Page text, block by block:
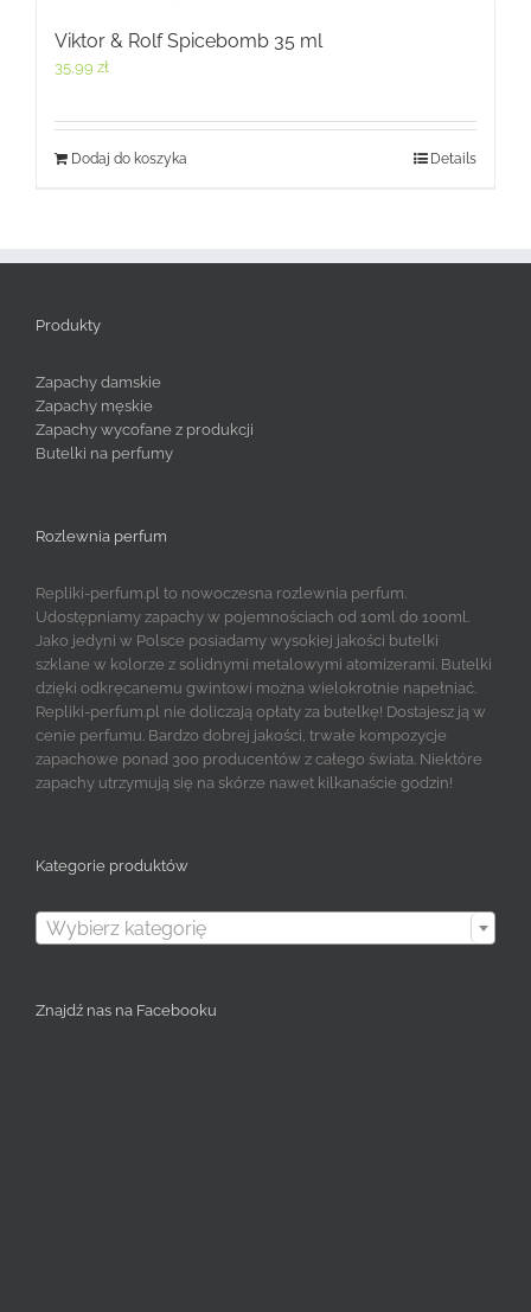
Viktor & Rolf Spicebomb 35 ml
35,99 zł
Dodaj do koszyka Details
Produkty
Zapachy damskie
Zapachy męskie
Zapachy wycofane z produkcji
Butelki na perfumy
Rozlewnia perfum
Repliki-perfum.pl to nowoczesna rozlewnia perfum.
Udostępniamy zapachy w pojemnościach od 10ml do 100ml.
Jako jedyni w Polsce posiadamy wysokiej jakości butelki
szklane w kolorze z solidnymi metalowymi atomizerami. Butelki
dzięki odkręcanemu gwintowi można wielokrotnie napełniać.
Repliki-perfum.pl nie doliczają opłaty za butelkę! Dostajesz ją w
cenie perfumu. Bardzo dobrej jakości, trwałe kompozycje
zapachowe ponad 300 producentów z całego świata. Niektóre
zapachy utrzymują się na skórze nawet kilkanaście godzin!
Kategorie produktów
Wybierz kategorię
Znajdź nas na Facebooku